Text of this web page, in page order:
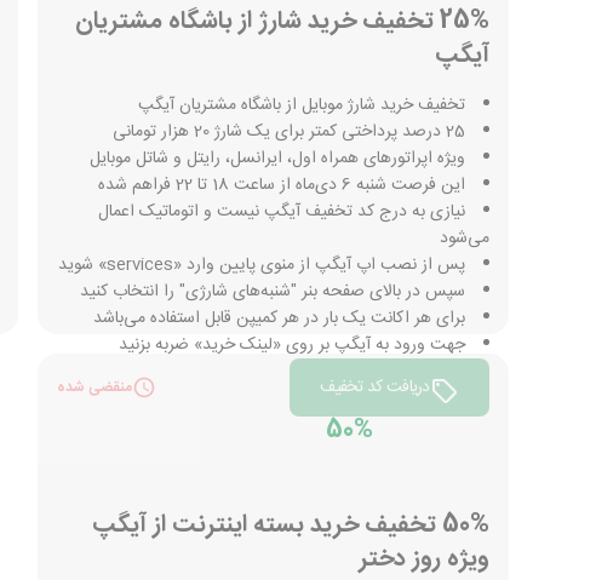
25% تخفیف خرید شارژ از باشگاه مشتریان
آیگپ
تخفیف خرید شارژ موبایل از باشگاه مشتریان آیگپ
25 درصد پرداختی کمتر برای یک شارژ 20 هزار تومانی
ویژه اپراتورهای همراه اول، ایرانسل، رایتل و شاتل موبایل
این فرصت شنبه 6 دی‌ماه از ساعت 18 تا 22 فراهم شده
نیازی به درج کد تخفیف آیگپ نیست و اتوماتیک اعمال
می‌شود
پس از نصب اپ آیگپ از منوی پایین وارد «services» شوید
سپس در بالای صفحه بنر "شنبه‌های شارژی" را انتخاب کنید
برای هر اکانت یک بار در هر کمیپن قابل استفاده می‌باشد
جهت ورود به آیگپ بر روی «لینک خرید» ضربه بزنید
دریافت کد تخفیف
منقضی شده
50%
50% تخفیف خرید بسته اینترنت از آیگپ
ویژه روز دختر